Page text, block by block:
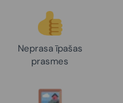
Neprasa īpašas
prasmes